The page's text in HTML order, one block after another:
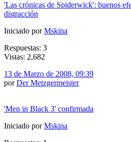
'Las crónicas de Spiderwick': buenos
distracción
Iniciado porMskina
Respuestas: 3
Vistas: 2,682
13 de Marzo de 2008, 09:39
porDer Metzgermeister
'Men in Black 3' confirmada
Iniciado porMskina